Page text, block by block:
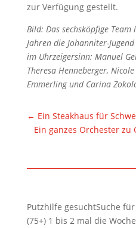
zur Verfügung gestellt.
Bild: Das sechsköpfige
Jahren die Johanniter-
im Uhrzeigersinn: Manuel
Theresa Henneberger,
Emmerling und Carina
← Ein Steakhaus für
Ein ganzes Orchester zu
Putzhilfe gesuchtSuche
(75+) 1 bis 2 mal die